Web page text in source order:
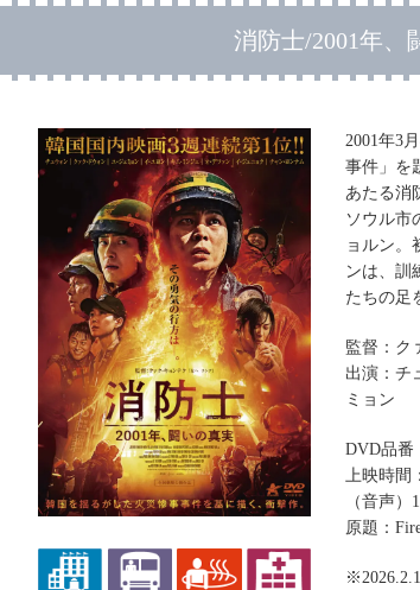
消防士/2001年、
2001年3
事件」を
あたる消
ソウル市
ョルン。
ンは、訓
たちの足
監督：ク
出演：チ
ミョン
DVD品番
上映時間
（音声
原題：